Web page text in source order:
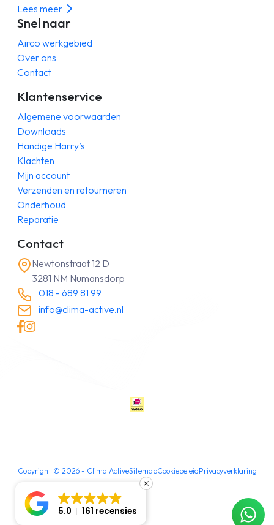
Lees meer
Snel naar
Airco werkgebied
Over ons
Contact
Klantenservice
Algemene voorwaarden
Downloads
Handige Harry’s
Klachten
Mijn account
Verzenden en retourneren
Onderhoud
Reparatie
Contact
Newtonstraat 12 D
3281 NM Numansdorp
018 - 689 81 99
info@clima-active.nl
Copyright © 2026- Clima ActiveSitemapCookiebeleidPrivacyverklaring
5.0 161 recensies